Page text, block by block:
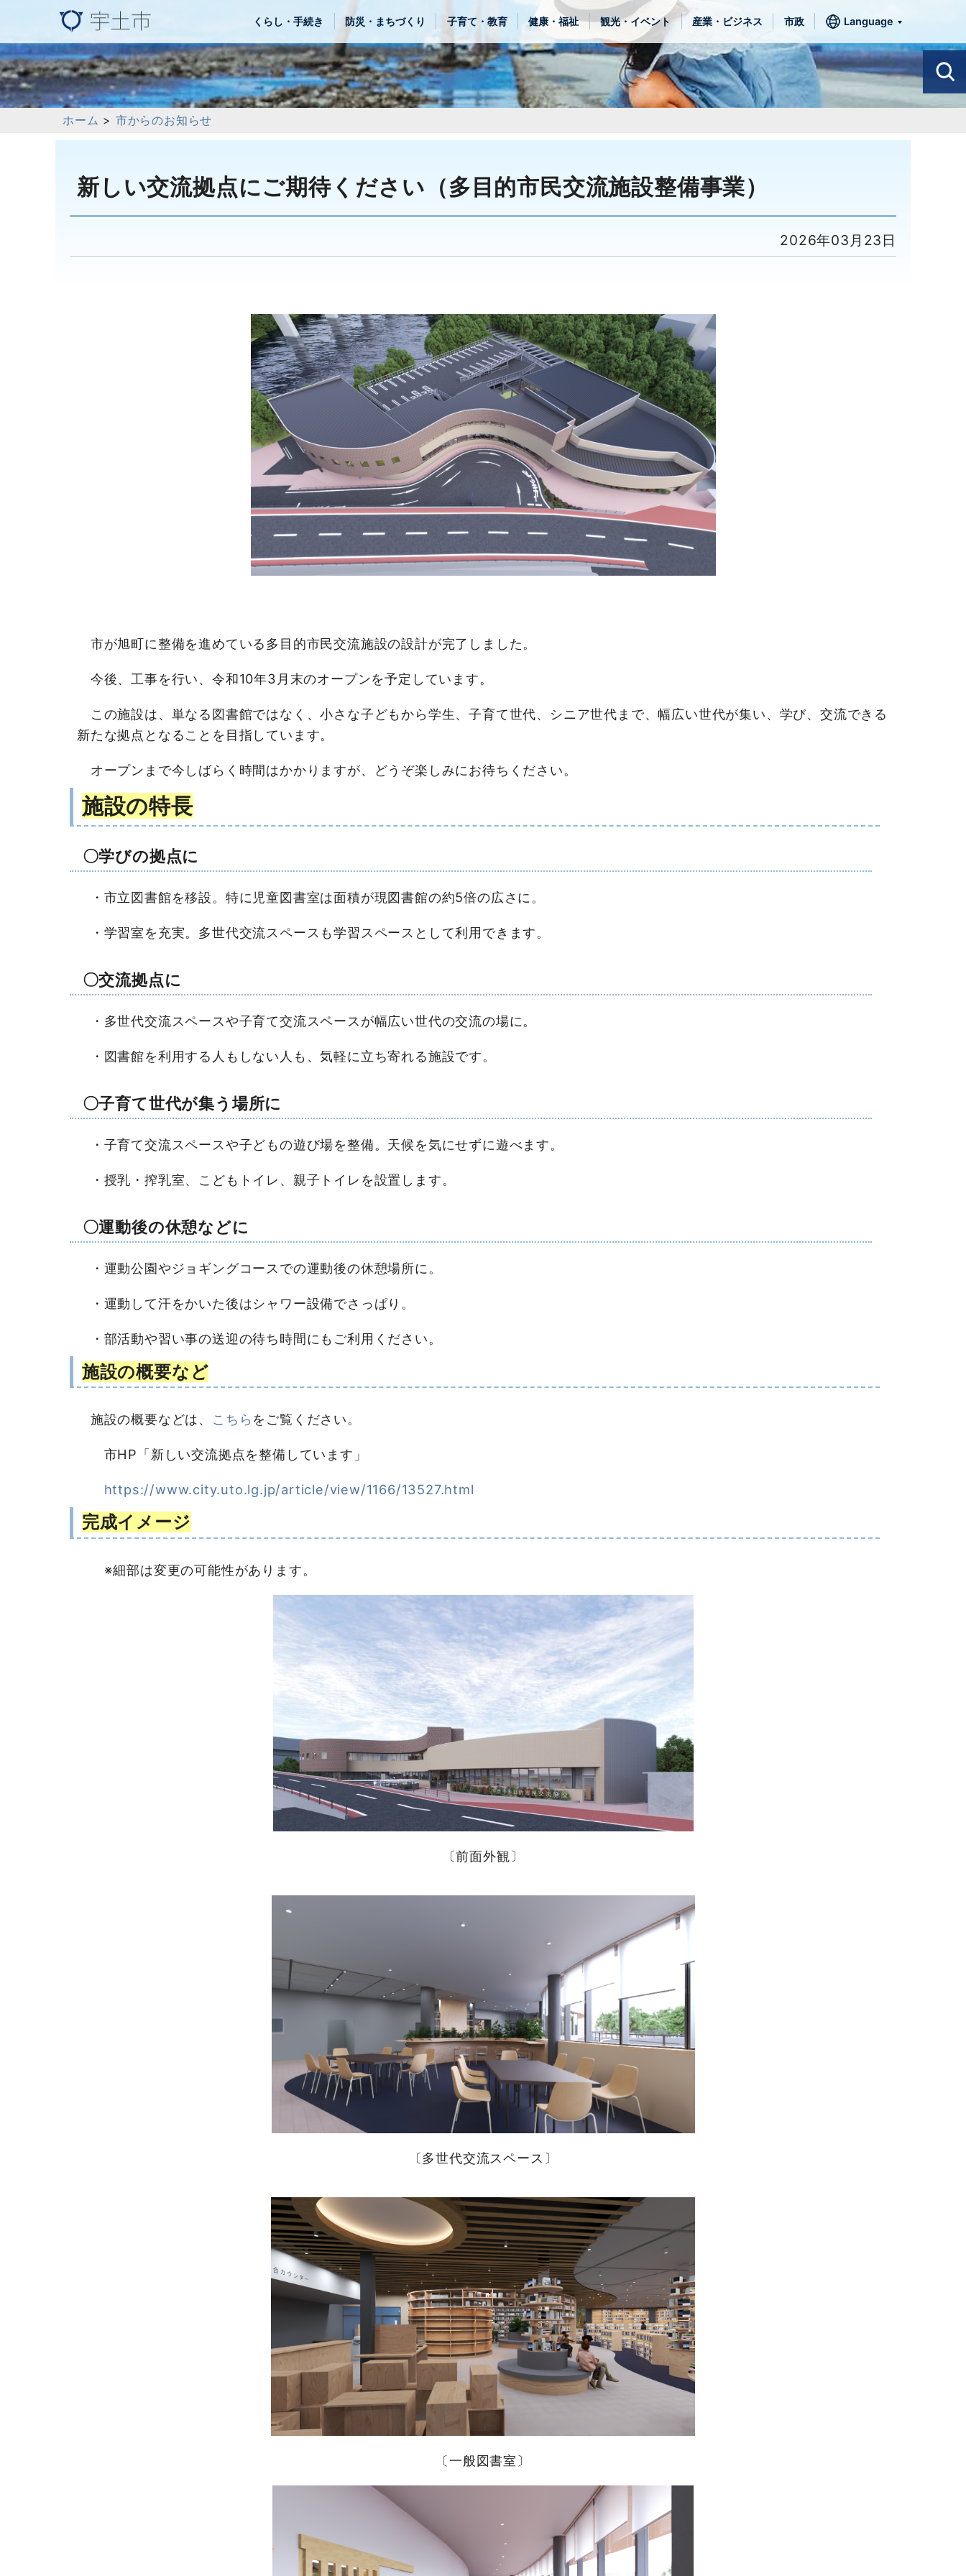
くらし・手続き 防災・まちづくり 子育て・教育 健康・福祉 観光・イベント 産業・ビジネス 市政 Language
ホーム > 市からのお知らせ
新しい交流拠点にご期待ください（多目的市民交流施設整備事業）
2026年03月23日
市が旭町に整備を進めている多目的市民交流施設の設計が完了しました。
今後、工事を行い、令和10年3月末のオープンを予定しています。
この施設は、単なる図書館ではなく、小さな子どもから学生、子育て世代、シニア世代まで、幅広い世代が集い、学び、交流できる
新たな拠点となることを目指しています。
オープンまで今しばらく時間はかかりますが、どうぞ楽しみにお待ちください。
施設の特長
〇学びの拠点に
・市立図書館を移設。特に児童図書室は面積が現図書館の約5倍の広さに。
・学習室を充実。多世代交流スペースも学習スペースとして利用できます。
〇交流拠点に
・多世代交流スペースや子育て交流スペースが幅広い世代の交流の場に。
・図書館を利用する人もしない人も、気軽に立ち寄れる施設です。
〇子育て世代が集う場所に
・子育て交流スペースや子どもの遊び場を整備。天候を気にせずに遊べます。
・授乳・搾乳室、こどもトイレ、親子トイレを設置します。
〇運動後の休憩などに
・運動公園やジョギングコースでの運動後の休憩場所に。
・運動して汗をかいた後はシャワー設備でさっぱり。
・部活動や習い事の送迎の待ち時間にもご利用ください。
施設の概要など
施設の概要などは、 こちら をご覧ください。
市HP「新しい交流拠点を整備しています」
https://www.city.uto.lg.jp/article/view/1166/13527.html
完成イメージ
※細部は変更の可能性があります。
〔前面外観〕
〔多世代交流スペース〕
〔一般図書室〕